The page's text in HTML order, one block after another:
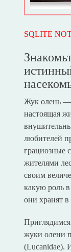
SQLITE
Жук олень —
настоящая
любителей
грациозные
жителями
своим
какую роль
они хранят
жуки олени
(Lucanidae).